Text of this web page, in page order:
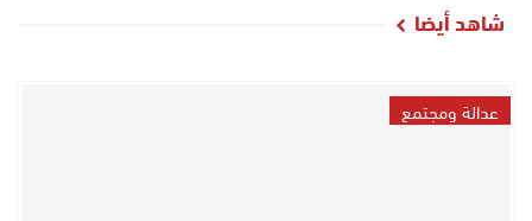
شاهد أيضا
عدالة ومجتمع